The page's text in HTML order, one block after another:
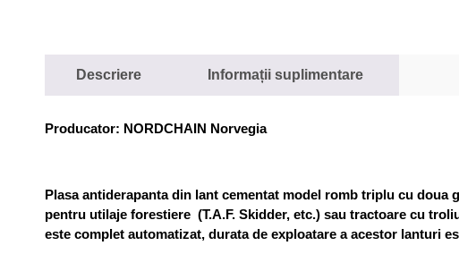
Descriere Informații suplimentare
Producator: NORDCHAIN Norvegia
Plasa antiderapanta din lant cementat model romb triplu cu
pentru utilaje forestiere (T.A.F. Skidder, etc.) sau tractoare cu
este complet automatizat, durata de exploatare a acestor lanturi